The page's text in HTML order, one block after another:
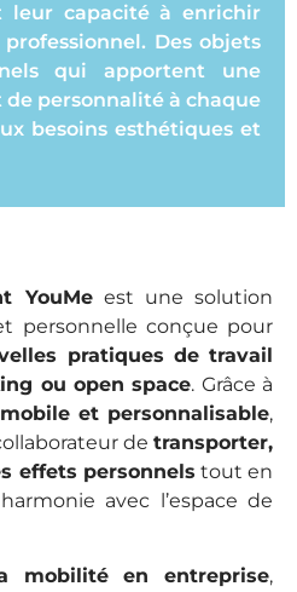
capacité à enrichir
Des objets
qui apportent une
de personnalité à chaque
besoins esthétiques et
YouMeest une solution
personnelle conçue pour
pratiques de travail
ou open space. Grâce à
et personnalisable,
de transporter,
effets personnels tout en
avec l’espace de
mobilité en entreprise,